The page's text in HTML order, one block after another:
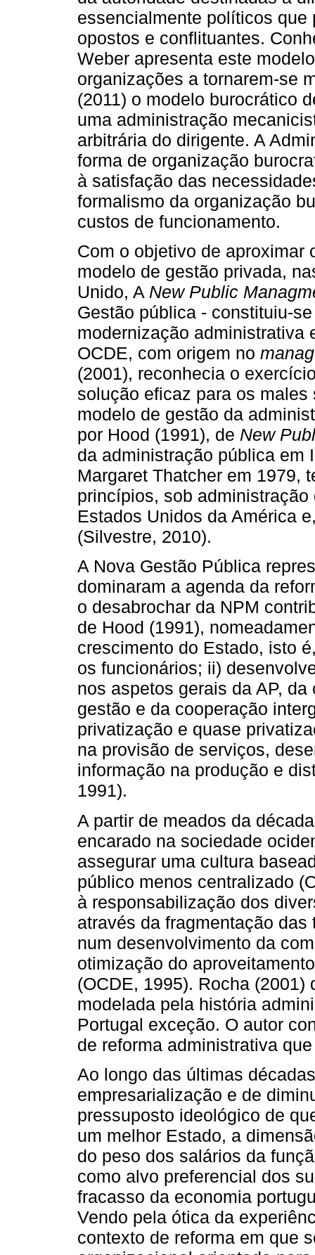
essencialmente políticos
opostos e conflituantes.
Weber apresenta este
organizações a tornarem-se
(2011) o modelo burocrático
uma administração
arbitrária do dirigente. A
forma de organização
à satisfação das
formalismo da organização
custos de funcionamento.
Com o objetivo de aproximar
modelo de gestão privada,
Unido, A New Public
Gestão pública - constituiu-
modernização administrativa
OCDE, com origem no
(2001), reconhecia o
solução eficaz para os
modelo de gestão da
por Hood (1991), de New
da administração pública em
Margaret Thatcher em 1979,
princípios, sob
Estados Unidos da América
(Silvestre, 2010).
A Nova Gestão Pública
dominaram a agenda da
o desabrochar da NPM
de Hood (1991),
crescimento do Estado, isto
os funcionários; ii)
nos aspetos gerais da AP,
gestão e da cooperação
privatização e quase
na provisão de serviços,
informação na produção e
1991).
A partir de meados da
encarado na sociedade
assegurar uma cultura
público menos centralizado
à responsabilização dos
através da fragmentação
num desenvolvimento da
otimização do
(OCDE, 1995). Rocha (2001)
modelada pela história
Portugal exceção. O autor
de reforma administrativa
Ao longo das últimas
empresarialização e de
pressuposto ideológico de
um melhor Estado, a
do peso dos salários da
como alvo preferencial dos
fracasso da economia
Vendo pela ótica da
contexto de reforma em que